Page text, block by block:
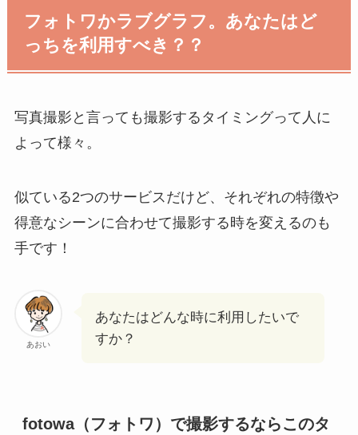
フォトワかラブグラフ。あなたはど
っちを利用すべき？？
写真撮影と言っても撮影するタイミングって人に
よって様々。
似ている2つのサービスだけど、それぞれの特徴や
得意なシーンに合わせて撮影する時を変えるのも
手です！
あおい
あなたはどんな時に利用したいで
すか？
fotowa（フォトワ）で撮影するならこのタ